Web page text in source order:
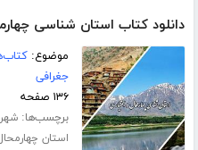
دانلود کتاب استان شناسی
موضوع:
جغرافی
۱۳۶ صفحه
برچسب‌ها:
استان